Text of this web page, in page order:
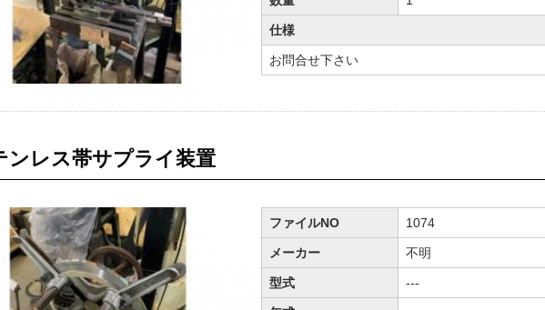
仕様
お問合せ下さい
ンレス帯サプライ装置
ファイルNO 1074
メーカー 不明
型式 ---